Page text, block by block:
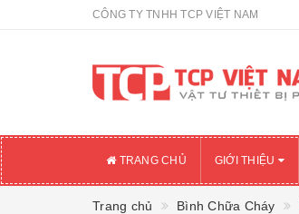
CÔNG TY TNHH TCP VIỆT NAM
TRANG CHỦ GIỚI THIỆU
Trang chủ Bình Chữa Cháy